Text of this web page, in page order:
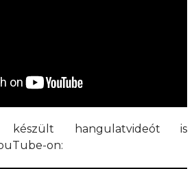
készült hangulatvideót is
on: